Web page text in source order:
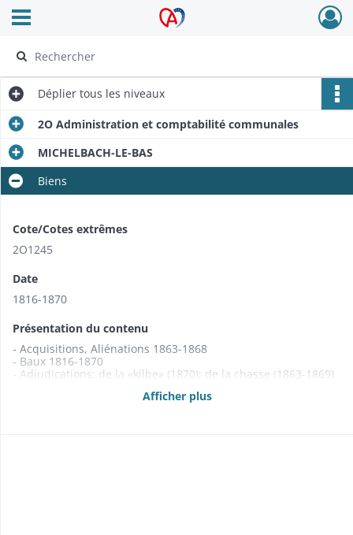
Archives Alsace - Colmar
Ouvrir le menu déroulant
Déplier tous les niveaux
2O Administration et comptabilité communales
MICHELBACH-LE-BAS
Biens
Cote/Cotes extrêmes
2O1245
Date
1816-1870
Présentation du contenu
- Acquisitions, Aliénations 1863-1868
- Baux 1816-1870
- Adjudications: de la «kilbe» (1870); de la chasse (1863-1869)
- Etats des propriétés foncières, rentes et créances mobilières
Afficher plus